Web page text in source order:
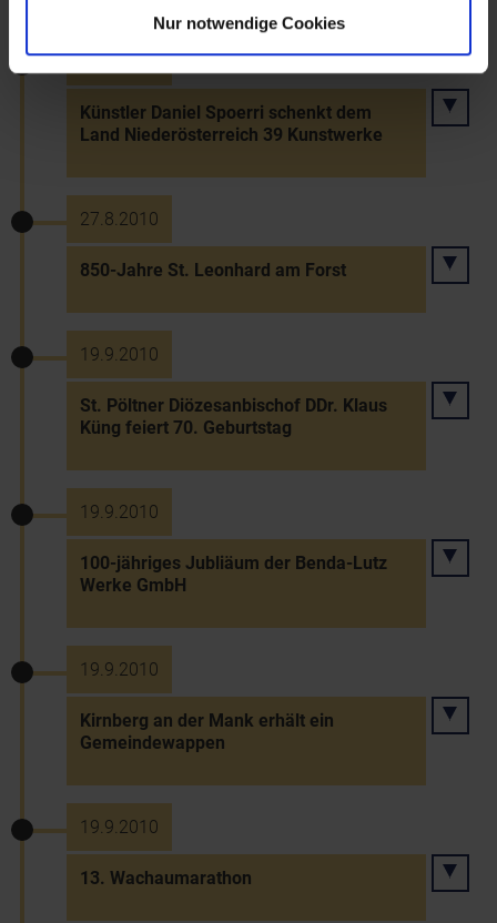
Nur notwendige Cookies
18.7.2010
Künstler Daniel Spoerri schenkt dem
Land Niederösterreich 39 Kunstwerke
27.8.2010
850-Jahre St. Leonhard am Forst
19.9.2010
St. Pöltner Diözesanbischof DDr. Klaus
Küng feiert 70. Geburtstag
19.9.2010
100-jähriges Jubliäum der Benda-Lutz
Werke GmbH
19.9.2010
Kirnberg an der Mank erhält ein
Gemeindewappen
19.9.2010
13. Wachaumarathon